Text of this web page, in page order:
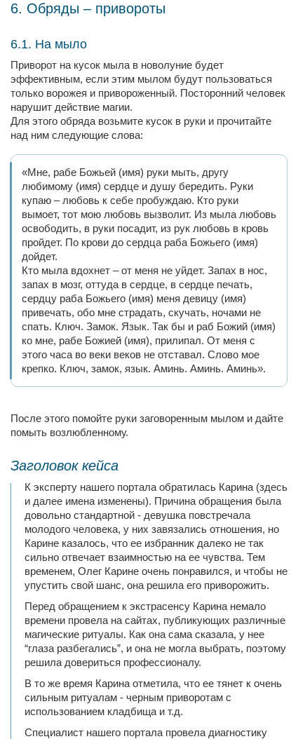
6. Обряды – привороты
6.1. На мыло
Приворот на кусок мыла в новолуние будет
эффективным, если этим мылом будут пользоваться
только ворожея и привороженный. Посторонний человек
нарушит действие магии.
Для этого обряда возьмите кусок в руки и прочитайте
над ним следующие слова:
«Мне, рабе Божьей (имя) руки мыть, другу
любимому (имя) сердце и душу бередить. Руки
купаю – любовь к себе пробуждаю. Кто руки
вымоет, тот мою любовь вызволит. Из мыла любовь
освободить, в руки посадит, из рук любовь в кровь
пройдет. По крови до сердца раба Божьего (имя)
дойдет.
Кто мыла вдохнет – от меня не уйдет. Запах в нос,
запах в мозг, оттуда в сердце, в сердце печать,
сердцу раба Божьего (имя) меня девицу (имя)
привечать, обо мне страдать, скучать, ночами не
спать. Ключ. Замок. Язык. Так бы и раб Божий (имя)
ко мне, рабе Божией (имя), прилипал. От меня с
этого часа во веки веков не отставал. Слово мое
крепко. Ключ, замок, язык. Аминь. Аминь. Аминь».
После этого помойте руки заговоренным мылом и дайте
помыть возлюбленному.
Заголовок кейса
К эксперту нашего портала обратилась Карина (здесь
и далее имена изменены). Причина обращения была
довольно стандартной - девушка повстречала
молодого человека, у них завязались отношения, но
Карине казалось, что ее избранник далеко не так
сильно отвечает взаимностью на ее чувства. Тем
временем, Олег Карине очень понравился, и чтобы не
упустить свой шанс, она решила его приворожить.
Перед обращением к экстрасенсу Карина немало
времени провела на сайтах, публикующих различные
магические ритуалы. Как она сама сказала, у нее
“глаза разбегались”, и она не могла выбрать, поэтому
решила довериться профессионалу.
В то же время Карина отметила, что ее тянет к очень
сильным ритуалам - черным приворотам с
использованием кладбища и т.д.
Специалист нашего портала провела диагностику